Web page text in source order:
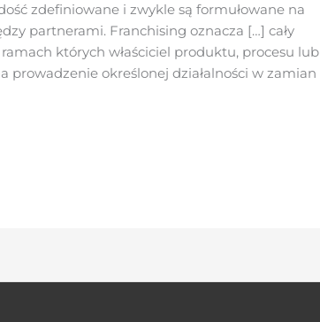
zdefiniowane i zwykle są formułowane na
partnerami. Franchising oznacza […] cały
których właściciel produktu, procesu lub
prowadzenie określonej działalności w zamian